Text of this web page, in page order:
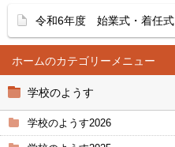
ホーム
学校のようす
学校のようす2026
令和6年度 始業式・着任式